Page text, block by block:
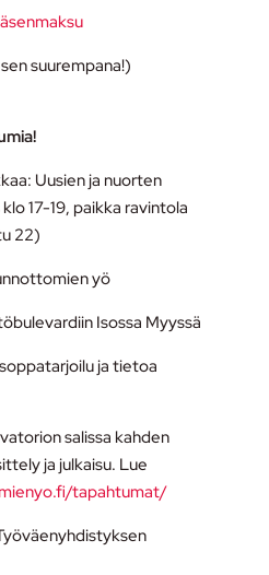
suurempana!)
Uusien ja nuorten
17-19, paikka ravintola
22)
yö
Isossa Myyssä
ja tietoa
salissa kahden
ja julkaisu. Lue
tapahtumat/